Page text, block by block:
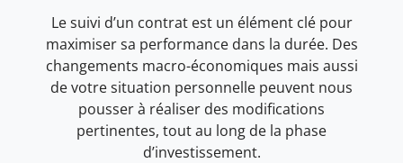
Le suivi d’un contrat est un élément clé pour
maximiser sa performance dans la durée. Des
changements macro-économiques mais aussi
de votre situation personnelle peuvent nous
pousser à réaliser des modifications
pertinentes, tout au long de la phase
d’investissement.